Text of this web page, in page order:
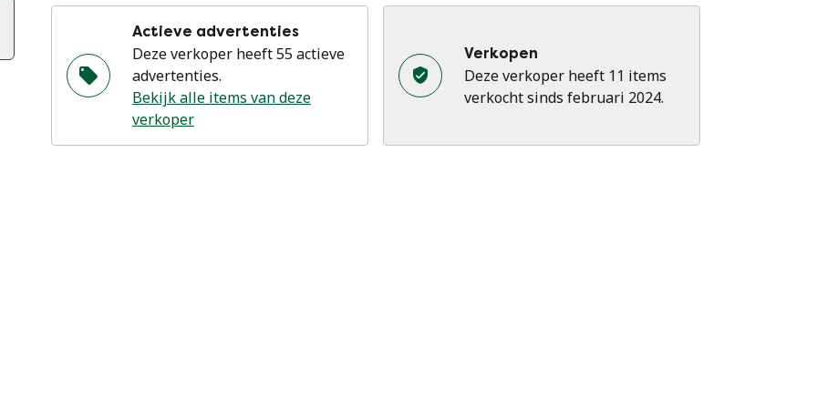
jaar op het gebied van mode en design
combineert "Likewise" klassieke
kunstzinnigheid naadloos met geavanceerde
Actieve advertenties
Deze verkoper heeft 55 actieve
advertenties.
Bekijk alle items van deze
verkoper
Verkopen
Deze verkoper heeft 11 items
verkocht sinds februari 2024.